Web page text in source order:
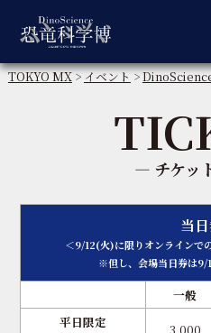
TOKYO MX>イベント>
― チケッ
当
＜9/12(火)に限りオンラインで
※但し、会場当日券は
一般
平日限定